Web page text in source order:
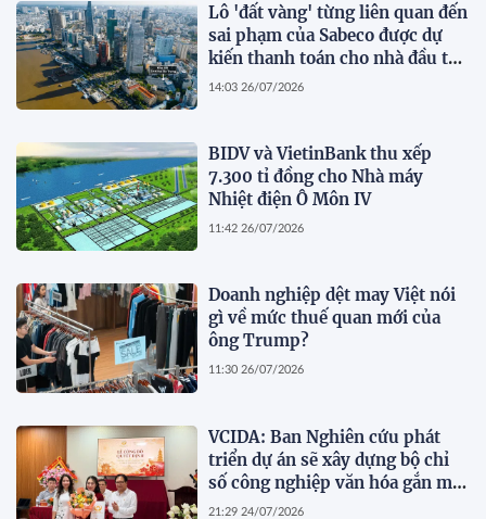
Lô 'đất vàng' từng liên quan đến
sai phạm của Sabeco được dự
kiến thanh toán cho nhà đầu tư
dự án cầu Cần Giờ
14:03 26/07/2026
BIDV và VietinBank thu xếp
7.300 tỉ đồng cho Nhà máy
Nhiệt điện Ô Môn IV
11:42 26/07/2026
Doanh nghiệp dệt may Việt nói
gì về mức thuế quan mới của
ông Trump?
11:30 26/07/2026
VCIDA: Ban Nghiên cứu phát
triển dự án sẽ xây dựng bộ chỉ
số công nghiệp văn hóa gắn mã
ngành kinh tế
21:29 24/07/2026